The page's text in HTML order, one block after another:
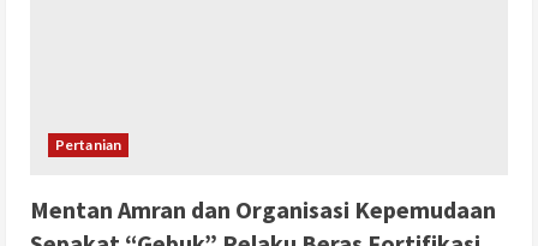
Pertanian
Mentan Amran dan Organisasi Kepemudaan